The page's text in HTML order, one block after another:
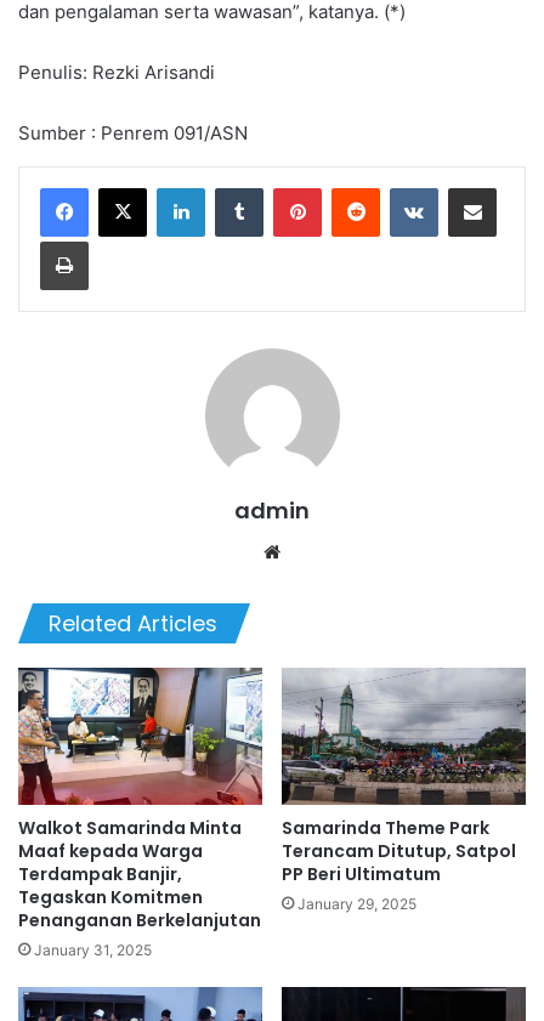
dan pengalaman serta wawasan”, katanya. (*)
Penulis: Rezki Arisandi
Sumber : Penrem 091/ASN
admin
Related Articles
Walkot Samarinda Minta
Maaf kepada Warga
Terdampak Banjir,
Tegaskan Komitmen
Penanganan Berkelanjutan
January 31, 2025
Samarinda Theme Park
Terancam Ditutup, Satpol
PP Beri Ultimatum
January 29, 2025